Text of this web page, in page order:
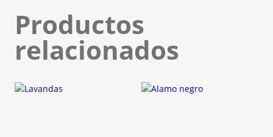
Productos
relacionados